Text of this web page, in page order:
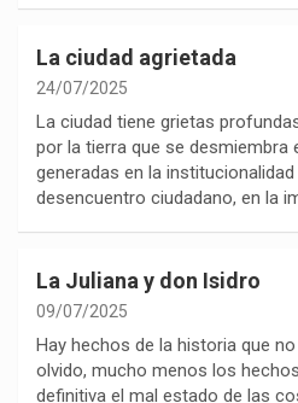
La ciudad agrietada
24/07/2025
La ciudad tiene grietas
por la tierra que se desmiembra
generadas en la institucionalidad
desencuentro ciudadano, en la
La Juliana y don Isidro
09/07/2025
Hay hechos de la historia que
olvido, mucho menos los
definitiva el mal estado de las